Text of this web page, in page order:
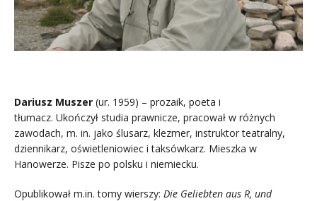
Dariusz Muszer (ur. 1959) – prozaik, poeta i
tłumacz. Ukończył studia prawnicze, pracował w różnych
zawodach, m. in. jako ślusarz, klezmer, instruktor teatralny,
dziennikarz, oświetleniowiec i taksówkarz. Mieszka w
Hanowerze. Pisze po polsku i niemiecku.
Opublikował m.in. tomy wierszy: Die Geliebten aus R, und